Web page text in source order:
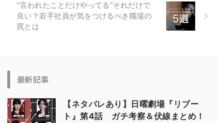
“言われたことだけやってる”それだけで
良い？若手社員が気をつけるべき職場の
罠とは
最新記事
【ネタバレあり】日曜劇場『リブー
ト』第4話 ガチ考察＆伏線まとめ！